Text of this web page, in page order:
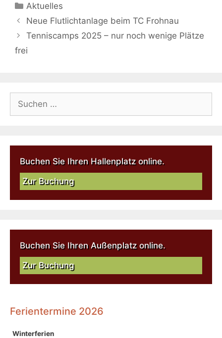
Aktuelles
Neue Flutlichtanlage beim TC Frohnau
Tenniscamps 2025 – nur noch wenige Plätze
frei
Buchen Sie Ihren Hallenplatz online.
Zur Buchung
Buchen Sie Ihren Außenplatz online.
Zur Buchung
Ferientermine 2026
Winterferien